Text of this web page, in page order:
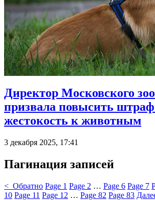
Директор Московского
призвала повысить
жестокость к животным
3 декабря 2025, 17:41
Пагинация записей
< Обратно Page 1 Page 2 … Page 6 Page 7
10 Page 11 Page 12 … Page 82 Page 83